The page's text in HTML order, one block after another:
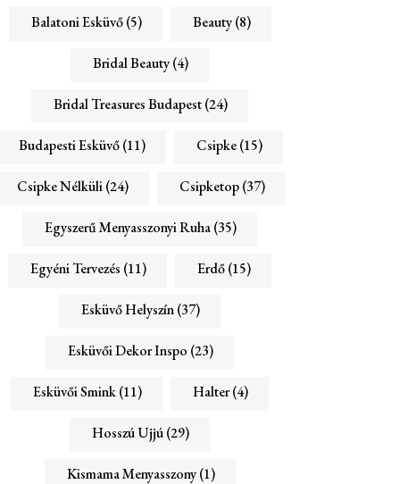
Balatoni Esküvő(5) Beauty(8)
Bridal Beauty(4)
Bridal Treasures Budapest(24)
Budapesti Esküvő(11) Csipke(15)
Csipke Nélküli(24) Csipketop(37)
Egyszerű Menyasszonyi Ruha(35)
Egyéni Tervezés (11) Erdő(15)
Esküvő Helyszín(37)
Esküvői Dekor Inspo (23)
Esküvői Smink(11) Halter(4)
Hosszú Ujjú(29)
Kismama Menyasszony(1)